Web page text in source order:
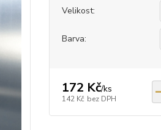
Velikost:
Barva:
172 Kč/ks
142 Kč bez DPH